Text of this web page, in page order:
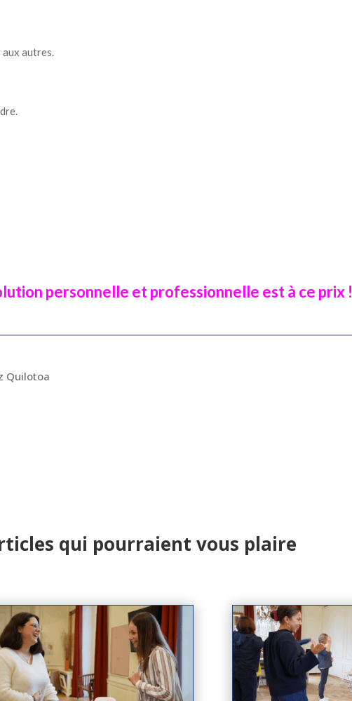
autres.
personnelle et professionnelle est à ce prix !
Quilotoa
qui pourraient vous plaire